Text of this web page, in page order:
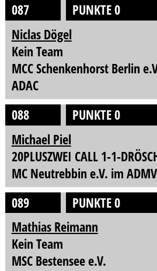
087
PUNKTE 0
Niclas Dögel
Kein Team
MCC Schenkenhorst Berlin
ADAC
088
PUNKTE 0
Michael Piel
20PLUSZWEI CALL 1-1-
MC Neutrebbin e.V. im ADMV
089
PUNKTE 0
Mathias Reimann
Kein Team
MSC Bestensee e.V.